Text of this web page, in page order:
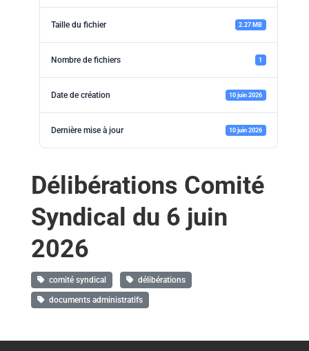
Taille du fichier 2.27 MB
Nombre de fichiers 1
Date de création 10 juin 2026
Dernière mise à jour 10 juin 2026
Délibérations Comité
Syndical du 6 juin
2026
comité syndical délibérations
documents administratifs